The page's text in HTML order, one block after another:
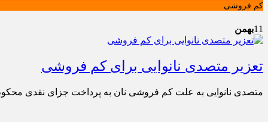
کم فروشی
11بهمن
تعزیر متصدی نانوایی برای کم فروشی
متصدی نانوایی به علت کم فروشی نان به پرداخت جزای نقدی